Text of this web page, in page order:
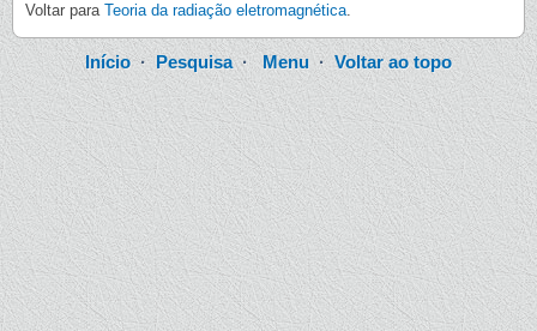
Voltar para Teoria da radiação eletromagnética.
Início· Pesquisa·Menu · Voltar ao topo